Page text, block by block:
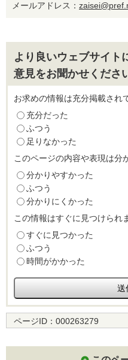
メールアドレス：
より良いウェブサイト
意見をお聞かせくださ
お求めの情報は充分掲載され
充分だった
ふつう
足りなかった
このページの内容や表現は分
分かりやすかった
ふつう
分かりにくかった
この情報はすぐに見つけられ
すぐに見つかった
ふつう
時間がかかった
ページID： 000263279